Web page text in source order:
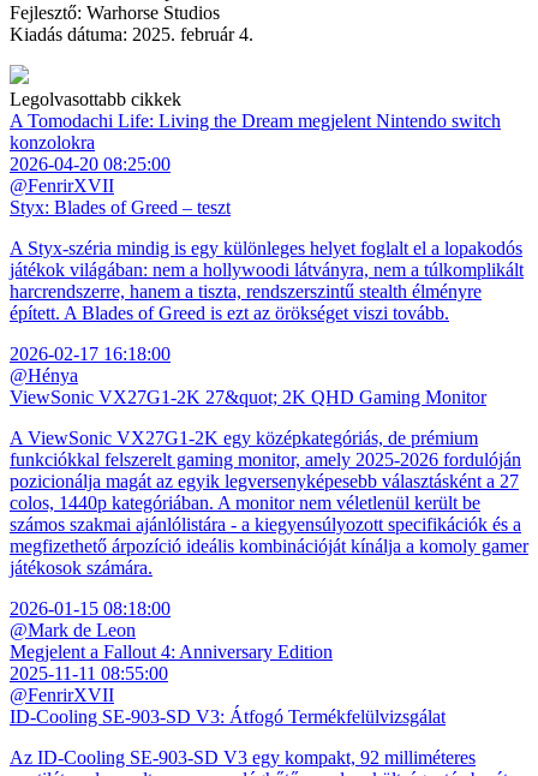
Fejlesztő: Warhorse Studios
Kiadás dátuma: 2025. február 4.
Legolvasottabb cikkek
A Tomodachi Life: Living the Dream megjelent Nintendo switch
konzolokra
2026-04-20 08:25:00
@FenrirXVII
Styx: Blades of Greed – teszt
A Styx-széria mindig is egy különleges helyet foglalt el a lopakodós
játékok világában: nem a hollywoodi látványra, nem a túlkomplikált
harcrendszerre, hanem a tiszta, rendszerszintű stealth élményre
épített. A Blades of Greed is ezt az örökséget viszi tovább.
2026-02-17 16:18:00
@Hénya
ViewSonic VX27G1-2K 27&quot; 2K QHD Gaming Monitor
A ViewSonic VX27G1-2K egy középkategóriás, de prémium
funkciókkal felszerelt gaming monitor, amely 2025-2026 fordulóján
pozicionálja magát az egyik legversenyképesebb választásként a 27
colos, 1440p kategóriában. A monitor nem véletlenül került be
számos szakmai ajánlólistára - a kiegyensúlyozott specifikációk és a
megfizethető árpozíció ideális kombinációját kínálja a komoly gamer
játékosok számára.
2026-01-15 08:18:00
@Mark de Leon
Megjelent a Fallout 4: Anniversary Edition
2025-11-11 08:55:00
@FenrirXVII
ID-Cooling SE-903-SD V3: Átfogó Termékfelülvizsgálat
Az ID-Cooling SE-903-SD V3 egy kompakt, 92 milliméteres